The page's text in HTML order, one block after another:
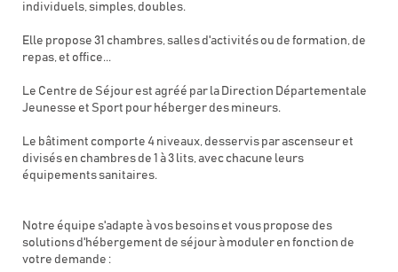
individuels, simples, doubles.
Elle propose 31 chambres, salles d'activités ou de formation, de
repas, et office...
Le Centre de Séjour est agréé par la Direction Départementale
Jeunesse et Sport pour héberger des mineurs.
Le bâtiment comporte 4 niveaux, desservis par ascenseur et
divisés en chambres de 1 à 3 lits, avec chacune leurs
équipements sanitaires.
Notre équipe s'adapte à vos besoins et vous propose des
solutions d'hébergement de séjour à moduler en fonction de
votre demande :